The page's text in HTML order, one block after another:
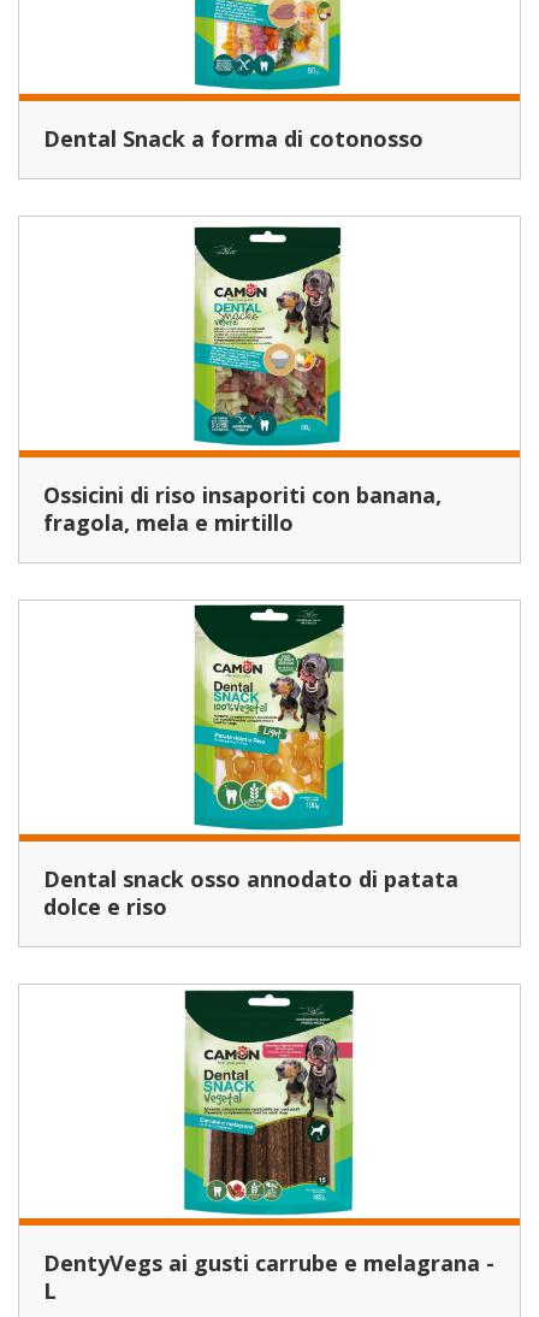
Dental Snack a forma di cotonosso
Ossicini di riso insaporiti con banana,
fragola, mela e mirtillo
Dental snack osso annodato di patata
dolce e riso
DentyVegs ai gusti carrube e melagrana -
L